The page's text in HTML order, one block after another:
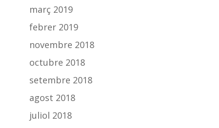
març 2019
febrer 2019
novembre 2018
octubre 2018
setembre 2018
agost 2018
juliol 2018